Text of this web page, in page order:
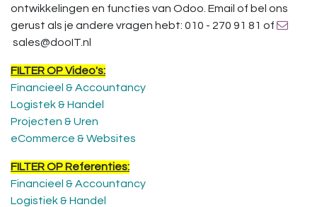
ontwikkelingen en functies van Odoo. Email of bel ons
gerust als je andere vragen hebt: 010 - 270 91 81 of
sales@dooIT.nl
FILTER OP Video's:
Financieel & Accountancy
Logistek & Handel
Projecten & Uren
eCommerce & Websites
FILTER OP Referenties:
Financieel & Accountancy
Logistiek & Handel